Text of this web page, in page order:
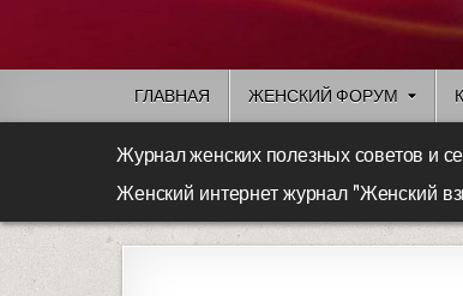
ГЛАВНАЯ ЖЕНСКИЙ ФОРУМ
Журнал женских полезных советов и
Женский интернет журнал "Женский